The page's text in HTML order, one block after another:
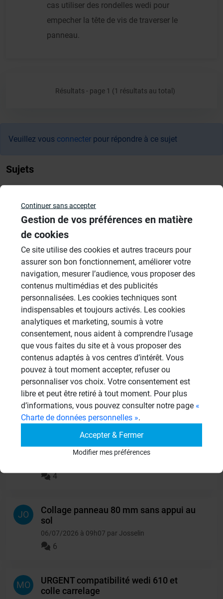
cas utiliser des rondelles wedi pour
empecher la tête de vis de traverser le
panneau.
Résultats - page 1 (1 résultats au total)
Veuillez vous connecter pour répondre à ce sujet
Sujets
21 Sujets
Revêtement Finition
19 Sujets
Douches à l'Italienne
1485 Sujets
Cabines de hammam
Systèmes de panneaux à carreler
1206 Sujets
Autres
949 Sujets
Autres questions
SC
Montage d'aplomb d'une paroi
40mm.
4
JO
Collage panneau 80 mm sans appui au
sol
06/07/2026 à 09h07 par Josselin
6
MO
URGENT compatibilité wedi 610 et
colle carrelage
Continuer sans accepter
Gestion de vos préférences en matière
de cookies
Ce site utilise des cookies et autres traceurs pour
assurer son bon fonctionnement, améliorer votre
navigation, mesurer l’audience, vous proposer des
contenus multimédias et des publicités
personnalisées. Les cookies techniques sont
indispensables et toujours activés. Les cookies
analytiques et marketing, soumis à votre
consentement, nous aident à comprendre l’usage
que vous faites du site et à vous proposer des
contenus adaptés à vos centres d’intérêt. Vous
pouvez à tout moment accepter, refuser ou
personnaliser vos choix. Votre consentement est
libre et peut être retiré à tout moment. Pour plus
d’informations, vous pouvez consulter notre page «
Charte de données personnelles ».
Accepter & Fermer
Modifier mes préférences